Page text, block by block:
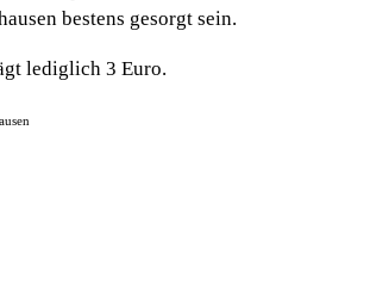
bestens gesorgt sein.
lediglich 3 Euro.